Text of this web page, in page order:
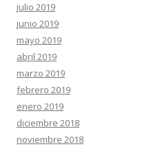
julio 2019
junio 2019
mayo 2019
abril 2019
marzo 2019
febrero 2019
enero 2019
diciembre 2018
noviembre 2018